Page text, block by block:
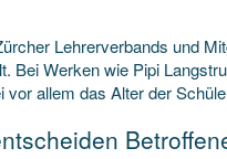
Lehrerverbands und
Bei Werken wie Pipi
allem das Alter der